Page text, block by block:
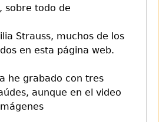
sobre todo de
Strauss, muchos de los
en esta página web.
he grabado con tres
aunque en el video